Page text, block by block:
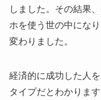
しました。その結果
ホを使う世の中にな
変わりました。
経済的に成功した人
タイプだとわかります